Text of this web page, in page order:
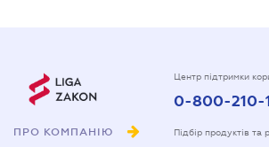
ПРО КОМПАНІЮ
Центр підтримки
0-800-210-
Підбір продуктів та